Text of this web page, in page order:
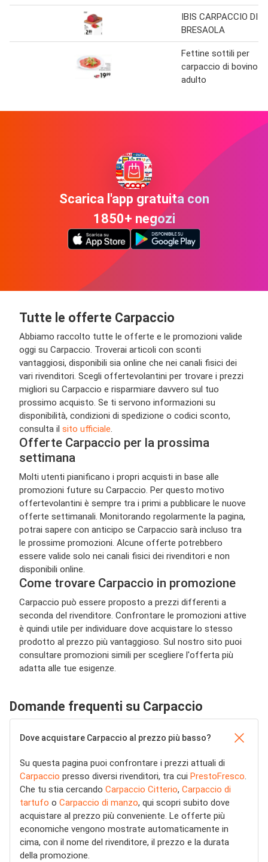
IBIS CARPACCIO DI
BRESAOLA
Fettine sottili per
carpaccio di bovino
adulto
Scarica l'app gratuita con
1850+ negozi
Tutte le offerte Carpaccio
Abbiamo raccolto tutte le offerte e le promozioni valide
oggi su Carpaccio. Troverai articoli con sconti
vantaggiosi, disponibili sia online che nei canali fisici dei
vari rivenditori. Scegli offertevolantini per trovare i prezzi
migliori su Carpaccio e risparmiare davvero sul tuo
prossimo acquisto. Se ti servono informazioni su
disponibilità, condizioni di spedizione o codici sconto,
consulta il sito ufficiale.
Offerte Carpaccio per la prossima
settimana
Molti utenti pianificano i propri acquisti in base alle
promozioni future su Carpaccio. Per questo motivo
offertevolantini è sempre tra i primi a pubblicare le nuove
offerte settimanali. Monitorando regolarmente la pagina,
potrai sapere con anticipo se Carpaccio sarà incluso tra
le prossime promozioni. Alcune offerte potrebbero
essere valide solo nei canali fisici dei rivenditori e non
disponibili online.
Come trovare Carpaccio in promozione
Carpaccio può essere proposto a prezzi differenti a
seconda del rivenditore. Confrontare le promozioni attive
è quindi utile per individuare dove acquistare lo stesso
prodotto al prezzo più vantaggioso. Sul nostro sito puoi
consultare promozioni simili per scegliere l'offerta più
adatta alle tue esigenze.
Domande frequenti su Carpaccio
Dove acquistare Carpaccio al prezzo più basso?
Su questa pagina puoi confrontare i prezzi attuali di
Carpaccio presso diversi rivenditori, tra cui PrestoFresco.
Che tu stia cercando Carpaccio Citterio, Carpaccio di
tartufo o Carpaccio di manzo, qui scopri subito dove
acquistare al prezzo più conveniente. Le offerte più
economiche vengono mostrate automaticamente in
cima, con il nome del rivenditore, il prezzo e la durata
della promozione.